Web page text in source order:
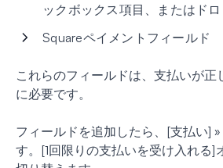
ックボックス項目、またはドロ
Squareペイメントフィールド
これらのフィールドは、支払いが正
に必要です。
フィールドを追加したら、[支払い]
す。[1回限りの支払いを受け入れる]